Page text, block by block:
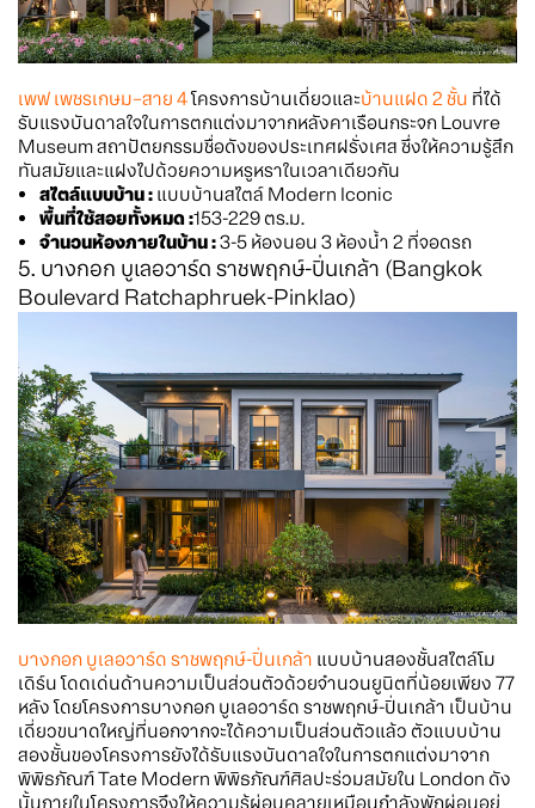
เพฟ เพชรเกษม–สาย 4โครงการบ้านเดี่ยวและบ้านแฝด 2 ชั้น ที่ได้
รับแรงบันดาลใจในการตกแต่งมาจากหลังคาเรือนกระจก Louvre
Museum สถาปัตยกรรมชื่อดังของประเทศฝรั่งเศส ซึ่งให้ความรู้สึก
ทันสมัยและแฝงไปด้วยความหรูหราในเวลาเดียวกัน
สไตล์แบบบ้าน : แบบบ้านสไตล์ Modern Iconic
พื้นที่ใช้สอยทั้งหมด :153-229 ตร.ม.
จำนวนห้องภายในบ้าน :3-5 ห้องนอน 3 ห้องน้ำ 2 ที่จอดรถ
5. บางกอก บูเลอวาร์ด ราชพฤกษ์-ปิ่นเกล้า (Bangkok
Boulevard Ratchaphruek-Pinklao)
บางกอก บูเลอวาร์ด ราชพฤกษ์-ปิ่นเกล้า แบบบ้านสองชั้นสไตล์โม
เดิร์น โดดเด่นด้านความเป็นส่วนตัวด้วยจำนวนยูนิตที่น้อยเพียง 77
หลัง โดยโครงการบางกอก บูเลอวาร์ด ราชพฤกษ์-ปิ่นเกล้า เป็นบ้าน
เดี่ยวขนาดใหญ่ที่นอกจากจะได้ความเป็นส่วนตัวแล้ว ตัวแบบบ้าน
สองชั้นของโครงการยังได้รับแรงบันดาลใจในการตกแต่งมาจาก
พิพิธภัณฑ์ Tate Modern พิพิธภัณฑ์ศิลปะร่วมสมัยใน London ดัง